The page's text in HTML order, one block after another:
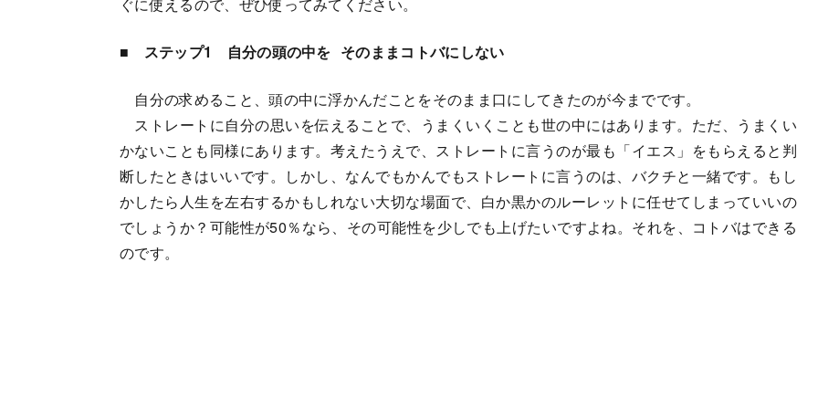
■ ステップ1 自分の頭の中を そのままコトバにしない
自分の求めること、頭の中に浮かんだことをそのまま口にしてきたのが今までです。
ストレートに自分の思いを伝えることで、うまくいくことも世の中にはあります。ただ、うまくい
かないことも同様にあります。考えたうえで、ストレートに言うのが最も「イエス」をもらえると判
断したときはいいです。しかし、なんでもかんでもストレートに言うのは、バクチと一緒です。もし
かしたら人生を左右するかもしれない大切な場面で、白か黒かのルーレットに任せてしまっていいの
でしょうか？可能性が50％なら、その可能性を少しでも上げたいですよね。それを、コトバはできる
のです。